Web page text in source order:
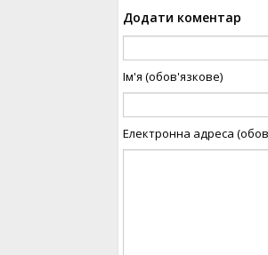
Додати коментар
Ім'я (обов'язкове)
Електронна адреса